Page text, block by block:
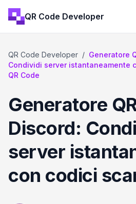
QR Code Developer
QR Code Developer / Generatore
Condividi server istantaneamente
QR Code
Generatore
Discord:
server
con codici